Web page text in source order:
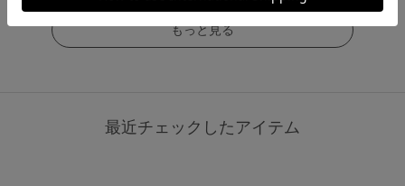
もっと見る
最近チェックしたアイテム